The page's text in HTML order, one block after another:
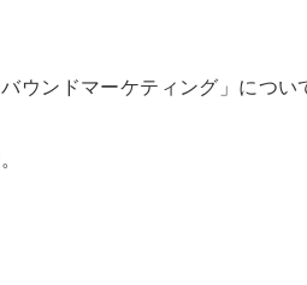
ウンドマーケティング」につい